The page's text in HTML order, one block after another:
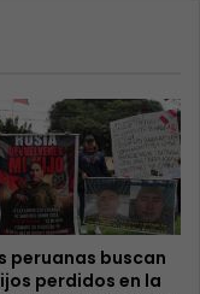
peruanas buscan
perdidos en la